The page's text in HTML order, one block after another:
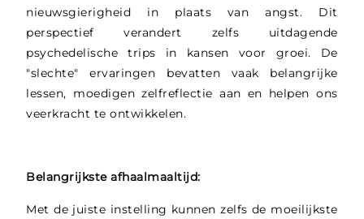
nieuwsgierigheid in plaats van angst. Dit
perspectief verandert zelfs uitdagende
psychedelische trips in kansen voor groei. De
"slechte" ervaringen bevatten vaak belangrijke
lessen, moedigen zelfreflectie aan en helpen ons
veerkracht te ontwikkelen.
Belangrijkste afhaalmaaltijd:
Met de juiste instelling kunnen zelfs de moeilijkste